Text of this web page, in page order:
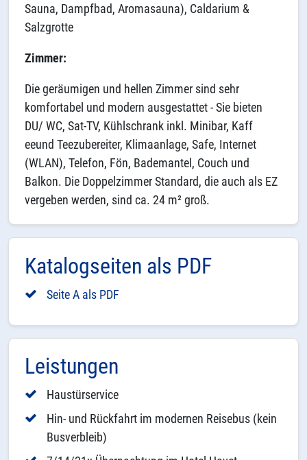
Sauna, Dampfbad, Aromasauna), Caldarium &
Salzgrotte
Zimmer:
Die geräumigen und hellen Zimmer sind sehr
komfortabel und modern ausgestattet - Sie bieten
DU/ WC, Sat-TV, Kühlschrank inkl. Minibar, Kaff
eeund Teezubereiter, Klimaanlage, Safe, Internet
(WLAN), Telefon, Fön, Bademantel, Couch und
Balkon. Die Doppelzimmer Standard, die auch als EZ
vergeben werden, sind ca. 24 m² groß.
Katalogseiten als PDF
Seite A als PDF
Leistungen
Haustürservice
Hin- und Rückfahrt im modernen Reisebus (kein
Busverbleib)